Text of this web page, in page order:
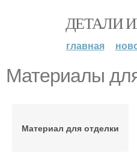
ДЕТАЛИ
главная
Материалы
Материал для отделки